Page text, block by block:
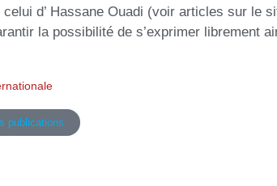
celui d’ Hassane Ouadi (voir articles sur le
la possibilité de s’exprimer librement
publications